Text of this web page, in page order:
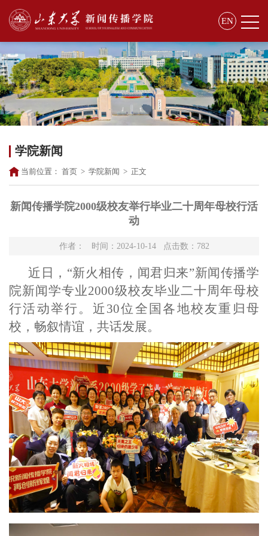
EN
学院新闻
当前位置： 首页 > 学院新闻 > 正文
新闻传播学院2000级校友举行毕业二十周年母校行活
动
作者： 时间：2024-10-14 点击数： 782
近日， “新火相传，闻君归来”新闻传播学
院新闻学专业2000级校友毕业二十周年母校
行活动举行。近 30位全国各地校友重归母
校，畅叙情谊，共话发展。